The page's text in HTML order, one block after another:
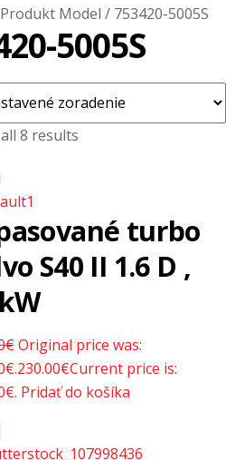
Model / 753420-5005S
5005S
8 results
turbo
S40 II 1.6 D ,
€ Original price was:
230.00€Current price is:
Pridať do košíka